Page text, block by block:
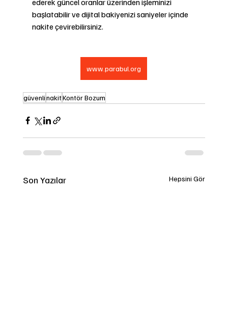
başlatabilir ve dijital bakiyenizi saniyeler içinde
nakite çevirebilirsiniz.
www.parabul.org
güvenlinakitKontör Bozum
Son Yazılar Hepsini Gör